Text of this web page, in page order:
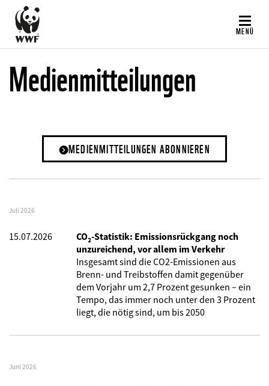
Direkt
zum
Inhalt
MENÜ
Medienmitteilungen
MEDIENMITTEILUNGEN ABONNIEREN
Juli 2026
15.07.2026
CO₂-Statistik: Emissionsrückgang noch
unzureichend, vor allem im Verkehr
Insgesamt sind die CO2-Emissionen aus
Brenn- und Treibstoffen damit gegenüber
dem Vorjahr um 2,7 Prozent gesunken – ein
Tempo, das immer noch unter den 3 Prozent
liegt, die nötig sind, um bis 2050
Juni 2026